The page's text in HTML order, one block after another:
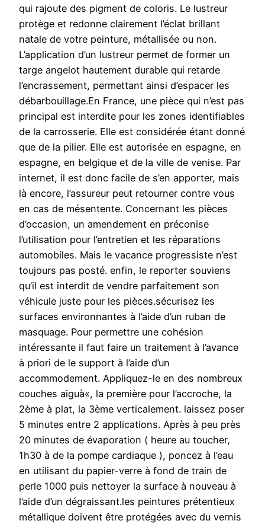
qui rajoute des pigment de coloris. Le lustreur
protège et redonne clairement l’éclat brillant
natale de votre peinture, métallisée ou non.
L’application d’un lustreur permet de former un
targe angelot hautement durable qui retarde
l’encrassement, permettant ainsi d’espacer les
débarbouillage.En France, une pièce qui n’est pas
principal est interdite pour les zones identifiables
de la carrosserie. Elle est considérée étant donné
que de la pilier. Elle est autorisée en espagne, en
espagne, en belgique et de la ville de venise. Par
internet, il est donc facile de s’en apporter, mais
là encore, l’assureur peut retourner contre vous
en cas de mésentente. Concernant les pièces
d’occasion, un amendement en préconise
l’utilisation pour l’entretien et les réparations
automobiles. Mais le vacance progressiste n’est
toujours pas posté. enfin, le reporter souviens
qu’il est interdit de vendre parfaitement son
véhicule juste pour les pièces.sécurisez les
surfaces environnantes à l’aide d’un ruban de
masquage. Pour permettre une cohésion
intéressante il faut faire un traitement à l’avance
à priori de le support à l’aide d’un
accommodement. Appliquez-le en des nombreux
couches aiguà«, la première pour l’accroche, la
2ème à plat, la 3ème verticalement. laissez poser
5 minutes entre 2 applications. Après à peu près
20 minutes de évaporation ( heure au toucher,
1h30 à de la pompe cardiaque ), poncez à l’eau
en utilisant du papier-verre à fond de train de
perle 1000 puis nettoyer la surface à nouveau à
l’aide d’un dégraissant.les peintures prétentieux
métallique doivent être protégées avec du vernis